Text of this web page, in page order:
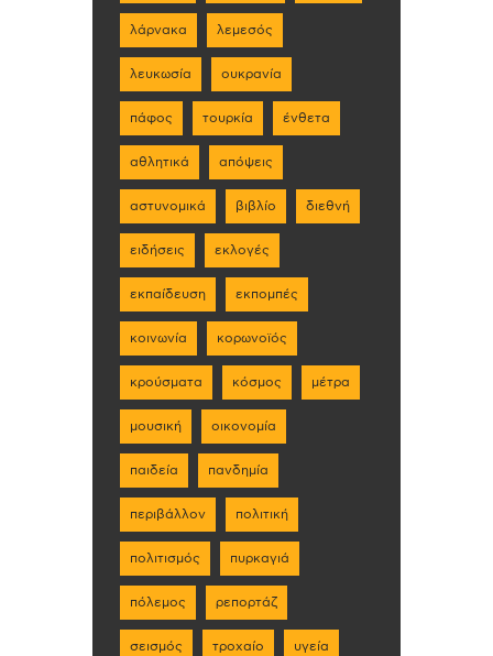
λάρνακα λεμεσός
λευκωσία ουκρανία
πάφος τουρκία ένθετα
αθλητικά απόψεις
αστυνομικά βιβλίο διεθνή
ειδήσεις εκλογές
εκπαίδευση εκπομπές
κοινωνία κορωνοϊός
κρούσματα κόσμος μέτρα
μουσική οικονομία
παιδεία πανδημία
περιβάλλον πολιτική
πολιτισμός πυρκαγιά
πόλεμος ρεπορτάζ
σεισμός τροχαίο υγεία